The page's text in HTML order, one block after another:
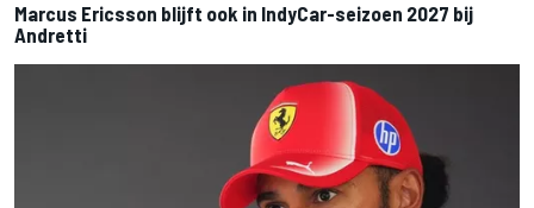
Marcus Ericsson blijft ook in IndyCar-seizoen 2027 bij
Andretti